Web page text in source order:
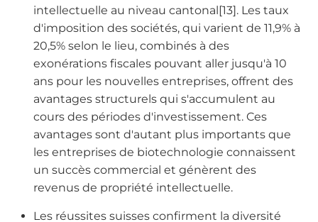
intellectuelle au niveau cantonal[13]. Les taux
d'imposition des sociétés, qui varient de 11,9% à
20,5% selon le lieu, combinés à des
exonérations fiscales pouvant aller jusqu'à 10
ans pour les nouvelles entreprises, offrent des
avantages structurels qui s'accumulent au
cours des périodes d'investissement. Ces
avantages sont d'autant plus importants que
les entreprises de biotechnologie connaissent
un succès commercial et génèrent des
revenus de propriété intellectuelle.
Les réussites suisses confirment la diversité